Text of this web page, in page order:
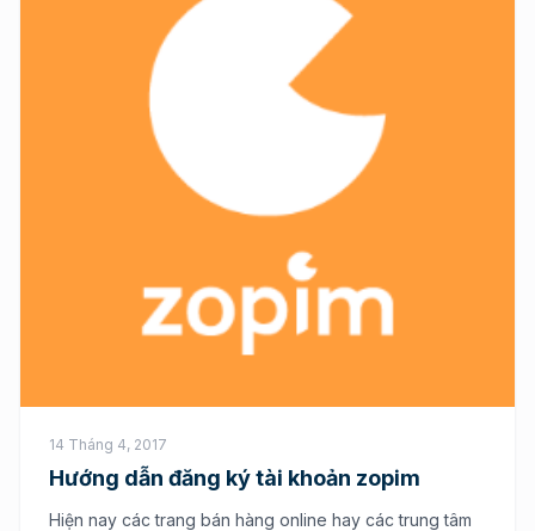
14 Tháng 4, 2017
Hướng dẫn đăng ký tài khoản zopim
Hiện nay các trang bán hàng online hay các trung tâm